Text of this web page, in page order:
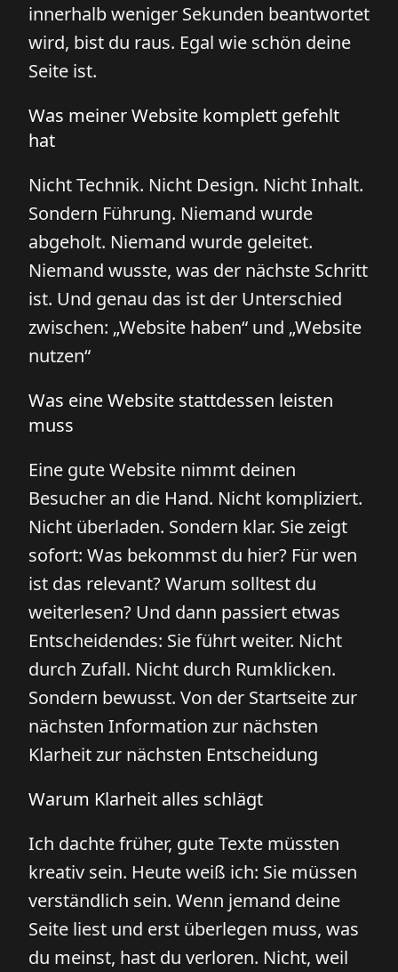
innerhalb weniger Sekunden beantwortet
wird, bist du raus. Egal wie schön deine
Seite ist.
Was meiner Website komplett gefehlt
hat
Nicht Technik. Nicht Design. Nicht Inhalt.
Sondern Führung. Niemand wurde
abgeholt. Niemand wurde geleitet.
Niemand wusste, was der nächste Schritt
ist. Und genau das ist der Unterschied
zwischen: „Website haben“ und „Website
nutzen“
Was eine Website stattdessen leisten
muss
Eine gute Website nimmt deinen
Besucher an die Hand. Nicht kompliziert.
Nicht überladen. Sondern klar. Sie zeigt
sofort: Was bekommst du hier? Für wen
ist das relevant? Warum solltest du
weiterlesen? Und dann passiert etwas
Entscheidendes: Sie führt weiter. Nicht
durch Zufall. Nicht durch Rumklicken.
Sondern bewusst. Von der Startseite zur
nächsten Information zur nächsten
Klarheit zur nächsten Entscheidung
Warum Klarheit alles schlägt
Ich dachte früher, gute Texte müssten
kreativ sein. Heute weiß ich: Sie müssen
verständlich sein. Wenn jemand deine
Seite liest und erst überlegen muss, was
du meinst, hast du verloren. Nicht, weil